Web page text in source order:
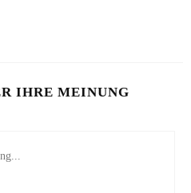
IHRE MEINUNG